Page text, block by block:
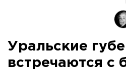
Уральские
встречаются с